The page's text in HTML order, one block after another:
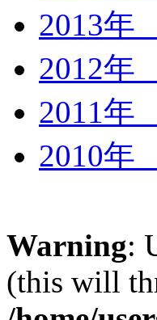
2013
2012
2011
2010
Warning:
(this will